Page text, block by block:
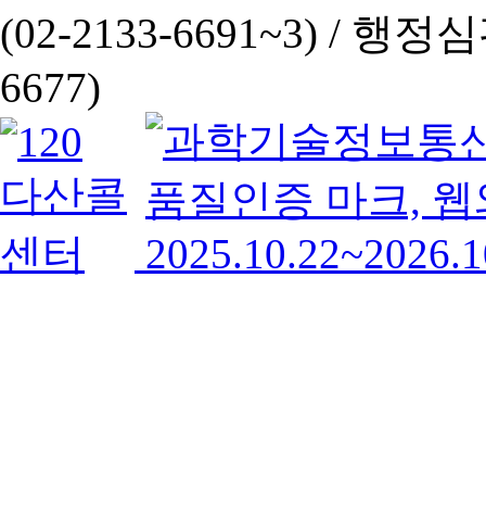
(02-2133-6691~3) / 행정심
6677)